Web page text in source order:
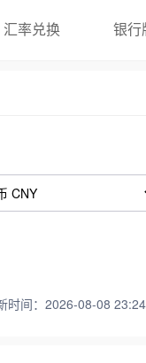
汇率兑换 银行
时间：2026-08-08